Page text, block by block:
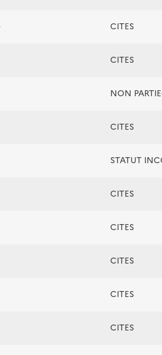
CITES
CITES
NON
CITES
STATUT
CITES
CITES
CITES
CITES
CITES